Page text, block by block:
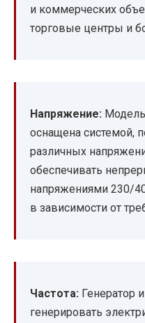
и коммерческих
торговые центры и
Напряжение:
оснащена системой,
различных
обеспечивать
напряжениями 230/
в зависимости от
Частота: Генератор
генерировать